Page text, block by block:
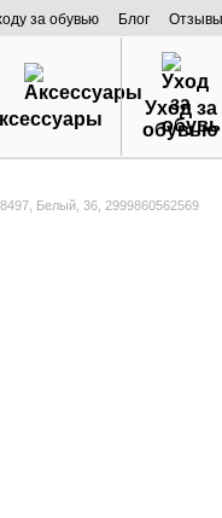
за обувью Блог
Уход за
обувью
Белый, 36, 2999860562569